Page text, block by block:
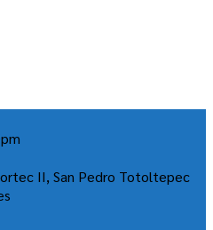
II, San Pedro Totoltepec